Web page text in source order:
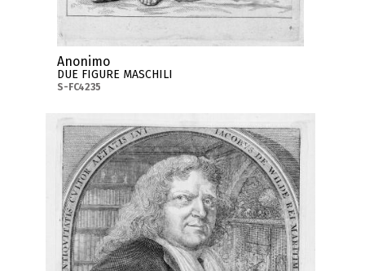
Anonimo
DUE FIGURE MASCHILI
S-FC4235